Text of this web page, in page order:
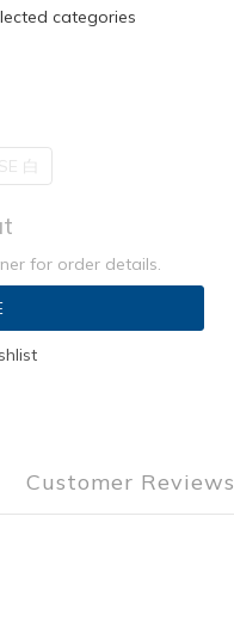
categories
白
for order details.
Customer Reviews